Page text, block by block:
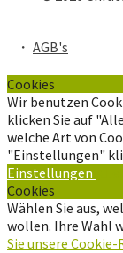
・ AGB's
Cookies
Wir benutzen
klicken Sie auf
welche Art von
"Einstellungen"
Einstellungen
Cookies
Wählen Sie aus,
wollen. Ihre Wahl
Sie unsere